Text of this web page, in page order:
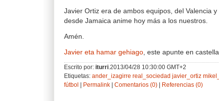
Javier Ortiz era de ambos equipos, del Valencia
desde Jamaica anime hoy más a los nuestros.
Amén.
Javier eta hamar gehiago , este apunte en
Escrito por: iturri .2013/04/28 10:30:00 GMT+2
Etiquetas: ander_izagirre real_sociedad javier_ortiz
fútbol | Permalink | Comentarios (0) | Referencias (0)